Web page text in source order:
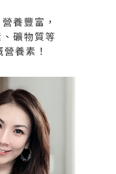
養豐富，
礦物質等
養素！